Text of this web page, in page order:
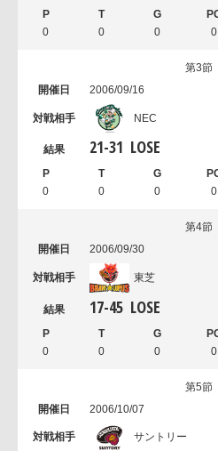
0 0 0 0
第3節
2006/09/16
NEC
21-31 LOSE
0 0 0 0
第4節
2006/09/30
東芝
17-45 LOSE
0 0 0 0
第5節
2006/10/07
サントリー